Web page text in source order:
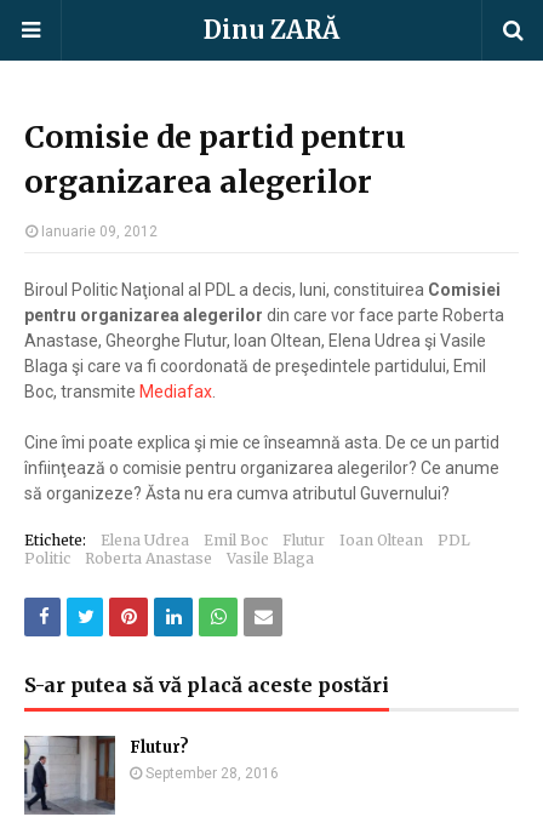
Dinu ZARĂ
Comisie de partid pentru
organizarea alegerilor
Ianuarie 09, 2012
Biroul Politic Naţional al PDL a decis, luni, constituirea Comisiei
pentru organizarea alegerilor din care vor face parte Roberta
Anastase, Gheorghe Flutur, Ioan Oltean, Elena Udrea şi Vasile
Blaga şi care va fi coordonată de preşedintele partidului, Emil
Boc, transmite Mediafax
Cine îmi poate explica şi mie ce înseamnă asta. De ce un partid
înfiinţează o comisie pentru organizarea alegerilor? Ce anume
să organizeze? Ăsta nu era cumva atributul Guvernului?
Etichete: Elena Udrea Emil Boc Flutur Ioan Oltean
PDL
Politic
Roberta Anastase Vasile Blaga
S-ar putea să vă placă aceste postări
Flutur?
September 28, 2016